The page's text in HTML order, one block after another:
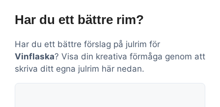
Har du ett bättre rim?
Har du ett bättre förslag på julrim för
Vinflaska? Visa din kreativa förmåga genom att
skriva ditt egna julrim här nedan.
Kommentar